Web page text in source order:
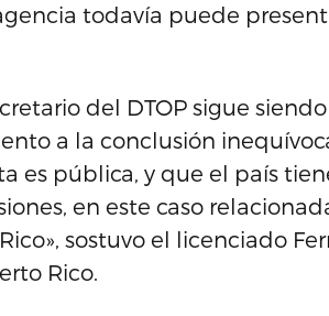
todavía puede
del DTOP sigue
a la conclusión
es pública, y que el país
en este caso
sostuvo el licenciado
Rico.